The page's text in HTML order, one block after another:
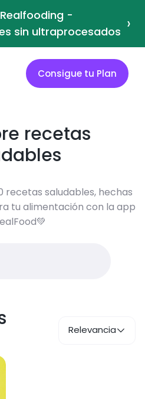
-
sin ultraprocesados ›
Consigue tu Plan
recetas
recetas saludables, hechas
tu alimentación con la app
Relevancia